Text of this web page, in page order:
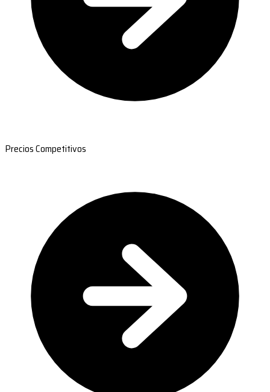
Precios Competitivos